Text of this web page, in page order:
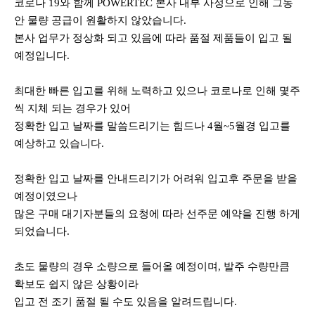
코로나 19와 함께 POWERTEC 본사 내부 사정으로 인해 그동
안 물량 공급이 원활하지 않았습니다.
본사 업무가 정상화 되고 있음에 따라 품절 제품들이 입고 될
예정입니다.
최대한 빠른 입고를 위해 노력하고 있으나 코로나로 인해 몇주
씩 지체 되는 경우가 있어
정확한 입고 날짜를 말씀드리기는 힘드나 4월~5월경 입고를
예상하고 있습니다.
정확한 입고 날짜를 안내드리기가 어려워 입고후 주문을 받을
예정이였으나
많은 구매 대기자분들의 요청에 따라 선주문 예약을 진행 하게
되었습니다.
초도 물량의 경우 소량으로 들어올 예정이며, 발주 수량만큼
확보도 쉽지 않은 상황이라
입고 전 조기 품절 될 수도 있음을 알려드립니다.